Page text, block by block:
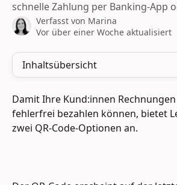
schnelle Zahlung per Banking-App
Verfasst von Marina
Vor über einer Woche aktualisiert
Inhaltsübersicht
Damit Ihre Kund:innen
fehlerfrei bezahlen können, bietet
zwei QR-Code-Optionen an.